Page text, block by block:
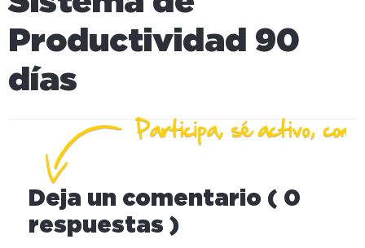
Productividad 90
días
Deja un comentario ( 0
respuestas )